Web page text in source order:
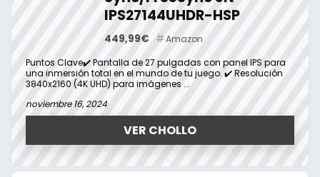
IPS27144UHDR-HSP
449,99€
Amazon
Puntos Clave✔️ Pantalla de 27 pulgadas con panel IPS para
una inmersión total en el mundo de tu juego. ✔️ Resolución
3840x2160 (4K UHD) para imágenes ...
noviembre 16, 2024
VER CHOLLO